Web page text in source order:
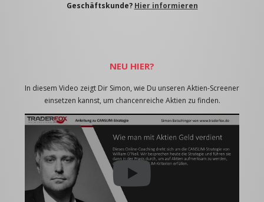
Geschäftskunde? Hier informieren
NEU HIER?
In diesem Video zeigt Dir Simon, wie Du unseren Aktien-Screener
einsetzen kannst, um chancenreiche Aktien zu finden.